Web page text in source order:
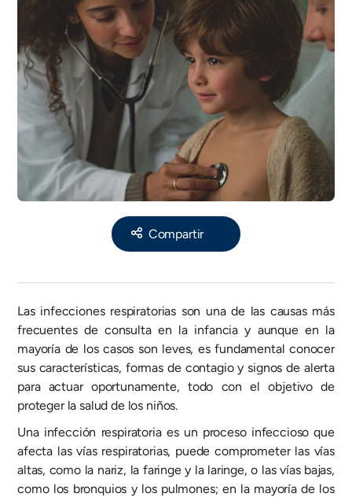
Las infecciones respiratorias son una de las causas más
frecuentes de consulta en la infancia y aunque en la
mayoría de los casos son leves, es fundamental conocer
sus características, formas de contagio y signos de alerta
para actuar oportunamente, todo con el objetivo de
proteger la salud de los niños.
Una infección respiratoria es un proceso infeccioso que
afecta las vías respiratorias, puede comprometer las vías
altas, como la nariz, la faringe y la laringe, o las vías bajas,
como los bronquios y los pulmones; en la mayoría de los